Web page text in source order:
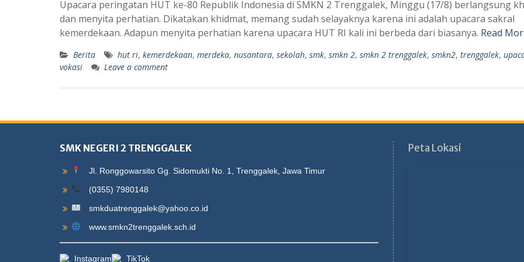
Upacara peringatan HUT ke-80 Republik Indonesia di SMKN 2 Trenggalek, Minggu (17/8) berlangsung
dan menyita perhatian. Dikatakan khidmat, memang sudah selayaknya karena ini adalah upacara sakral
kemerdekaan. Adapun menyita perhatian karena upacara HUT RI kali ini berbeda dari biasanya. Read
Berita hut ri, kemerdekaan, merdeka, nusantara, sekolah, smk, smkn 2, smkn 2 trenggalek, smkn2, trenggalek,
vokasi
Leave a comment
SMK NEGERI 2 TRENGGALEK
Jl. Ronggowarsito Gg. Sidomukti No. 1, Trenggalek, Jawa Timur
(0355) 7980148
smkduatrenggalek@yahoo.co.id
www.smkn2trenggalek.sch.id
Instagram TikTok
Peta Lokasi